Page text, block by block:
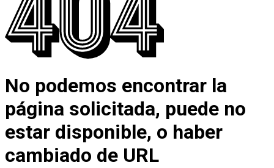
No podemos encontrar la
página solicitada, puede no
estar disponible, o haber
cambiado de URL